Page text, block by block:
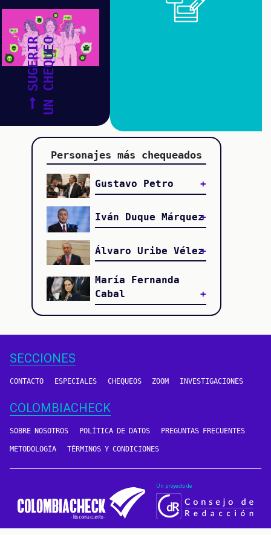
SUGERIRUN CHEQUEO
Personajes más chequeados
Gustavo Petro
Iván Duque Márquez
Álvaro Uribe Vélez
María Fernanda
Cabal
SECCIONES
CONTACTO ESPECIALES CHEQUEOS ZOOM INVESTIGACIONES
COLOMBIACHECK
SOBRE NOSOTROS POLÍTICA DE DATOS PREGUNTAS FRECUENTES
METODOLOGÍA TÉRMINOS Y CONDICIONES
Un proyecto de